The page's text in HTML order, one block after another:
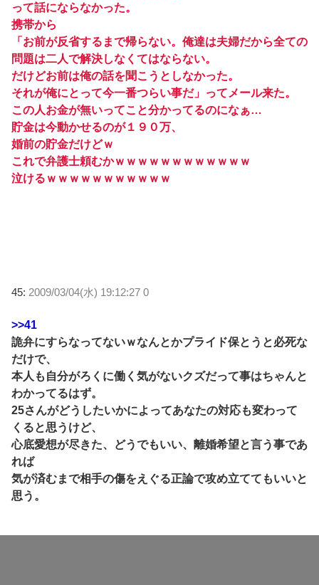
って話にならなかった。
携帯から
「お前が反省するまで帰らない。俺達は夫婦だから全ての
問題は二人で解決しなくてはならない。
だけどお前は俺の話を聞こうとしなかった。
それが俺にとって今一番つらい事だ」ってメール来た。
この人お金が無いってこと分かってるのになぁ…
貯金は今動かせるのが１９０万、
婚前の貯金だけどｗ
これで弁護士頼むかｗｗｗｗｗｗｗｗｗｗｗｗ
泣けるｗｗｗｗｗｗｗｗｗｗｗ
45: 2009/03/04(水) 19:12:27 0
>>41
詭弁にすらなってないｗなんとかプライド保とうと必死な
だけで、
本人も自分がろくに働く気がないクズだって事はちゃんと
わかってるはず。
25さんがどうしたいかによってあなたの対応も変わって
くると思うけど、
心底愛想が尽きた、どうでもいい、離婚希望と言う事であ
れば
気が済むまで相手の傷をえぐる正論で攻め立ててもいいと
思う。